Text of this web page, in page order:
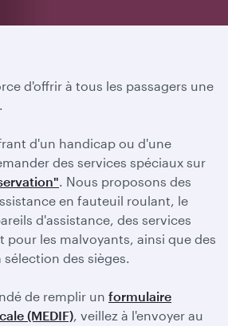
d'offrir à tous les passagers une
d'un handicap ou d'une
des services spéciaux sur
. Nous proposons des
en fauteuil roulant, le
d'assistance, des services
pour les malvoyants, ainsi que des
des sièges.
de remplir un formulaire
(MEDIF), veillez à l'envoyer au